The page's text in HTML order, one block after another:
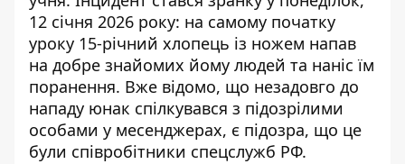
12 січня 2026 року: на самому початку
уроку 15-річний хлопець із ножем напав
на добре знайомих йому людей та наніс їм
поранення. Вже відомо, що незадовго до
нападу юнак спілкувався з підозрілими
особами у месенджерах, є підозра, що це
були співробітники спецслужб РФ.